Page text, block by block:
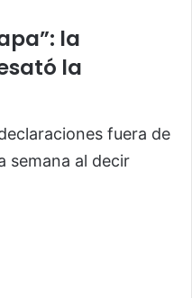
la
la
fuera de
semana al decir